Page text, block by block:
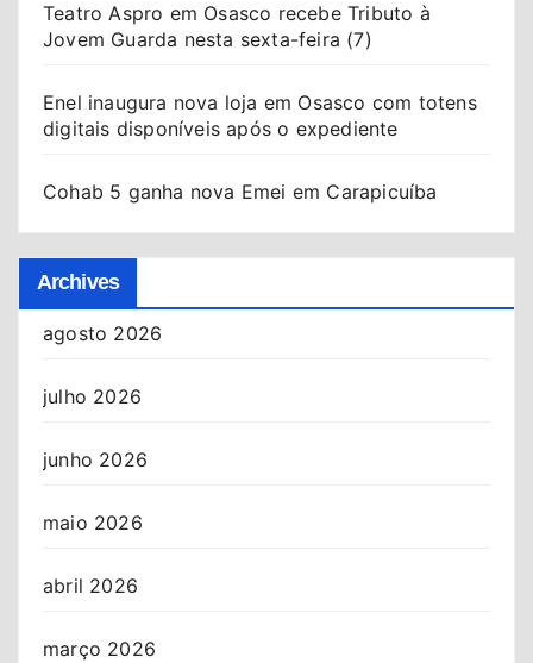
Teatro Aspro em Osasco recebe Tributo à
Jovem Guarda nesta sexta-feira (7)
Enel inaugura nova loja em Osasco com totens
digitais disponíveis após o expediente
Cohab 5 ganha nova Emei em Carapicuíba
Archives
agosto 2026
julho 2026
junho 2026
maio 2026
abril 2026
março 2026